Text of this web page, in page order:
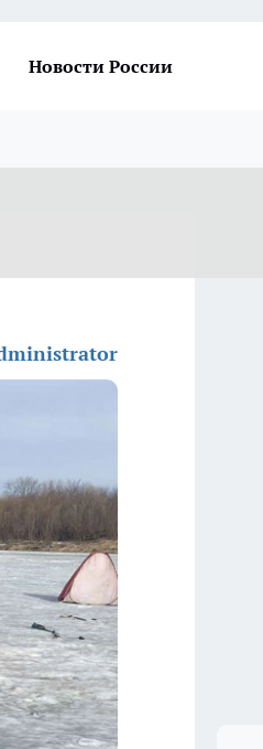
Новости России